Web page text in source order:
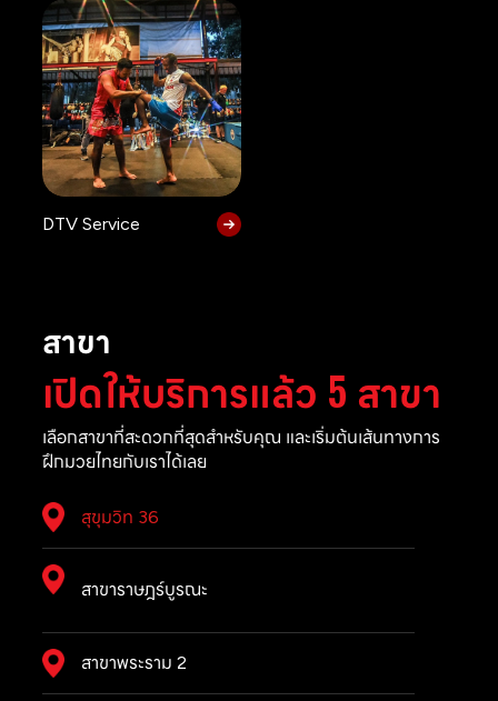
DTV Service
สาขา
เปิดให้บริการแล้ว 5 สาขา
เลือกสาขาที่สะดวกที่สุดสำหรับคุณ และเริ่มต้นเส้นทางการ
ฝึกมวยไทยกับเราได้เลย
สุขุมวิท 36
สาขาราษฎร์บูรณะ
สาขาพระราม 2